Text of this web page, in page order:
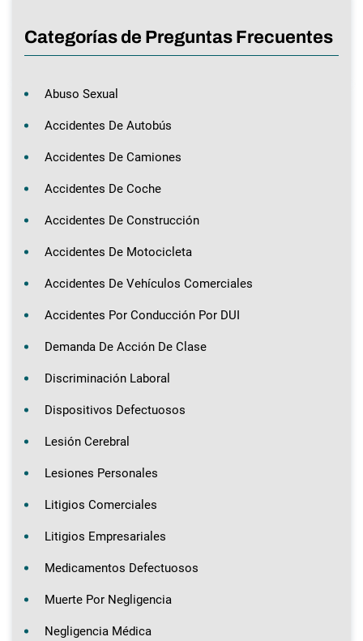
Categorías de Preguntas Frecuentes
Abuso Sexual
Accidentes De Autobús
Accidentes De Camiones
Accidentes De Coche
Accidentes De Construcción
Accidentes De Motocicleta
Accidentes De Vehículos Comerciales
Accidentes Por Conducción Por DUI
Demanda De Acción De Clase
Discriminación Laboral
Dispositivos Defectuosos
Lesión Cerebral
Lesiones Personales
Litigios Comerciales
Litigios Empresariales
Medicamentos Defectuosos
Muerte Por Negligencia
Negligencia Médica